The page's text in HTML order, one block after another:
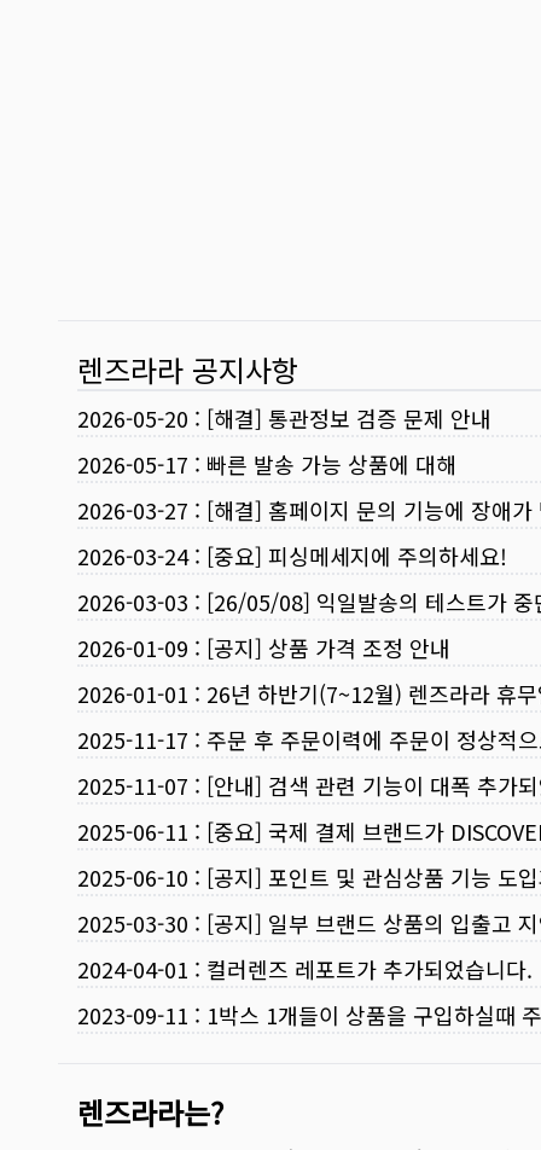
렌즈라라 공지사항
2026-05-20 : [해결] 통관정보 검증 문제 안내
2026-05-17 : 빠른 발송 가능 상품에 대해
2026-03-27 : [해결] 홈페이지 문의 기능에 장애가
2026-03-24: [중요] 피싱메세지에 주의하세요!
2026-03-03 : [26/05/08] 익일발송의 테스트가 중
2026-01-09 : [공지] 상품 가격 조정 안내
2026-01-01 : 26년 하반기(7~12월) 렌즈라라 휴
2025-11-17 : 주문 후 주문이력에 주문이 정상적
2025-11-07 : [안내] 검색 관련 기능이 대폭 추가
2025-06-11 : [중요] 국제 결제 브랜드가
2025-06-10 : [공지] 포인트 및 관심상품 기능 도
2025-03-30 : [공지] 일부 브랜드 상품의 입출고
2024-04-01 : 컬러렌즈 레포트가 추가되었습니다.
2023-09-11 : 1박스 1개들이 상품을 구입하실때
렌즈라라는?